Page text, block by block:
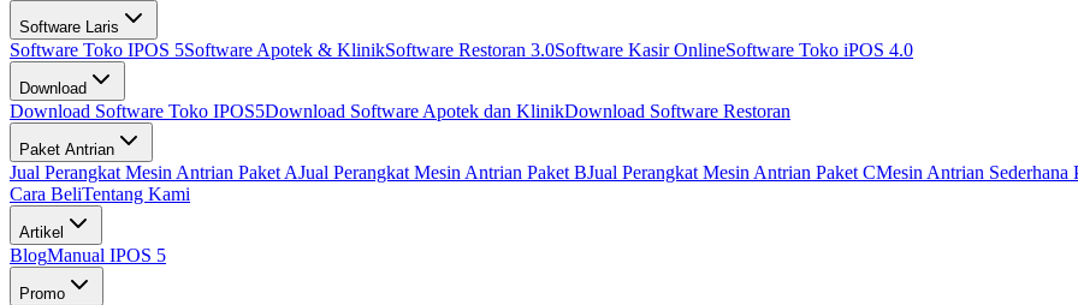
Software Laris
Software Toko IPOS 5Software Apotek & KlinikSoftware Restoran 3.0Software Kasir OnlineSoftware Toko iPOS 4.0
Download
Download Software Toko IPOS5Download Software Apotek dan KlinikDownload Software Restoran
Paket Antrian
Jual Perangkat Mesin Antrian Paket AJual Perangkat Mesin Antrian Paket BJual Perangkat Mesin Antrian Paket CMesin Antrian Sederhana
Cara BeliTentang Kami
Artikel
BlogManual IPOS 5
Promo